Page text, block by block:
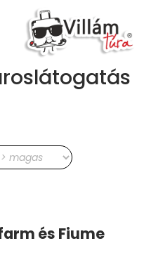
és Fiume